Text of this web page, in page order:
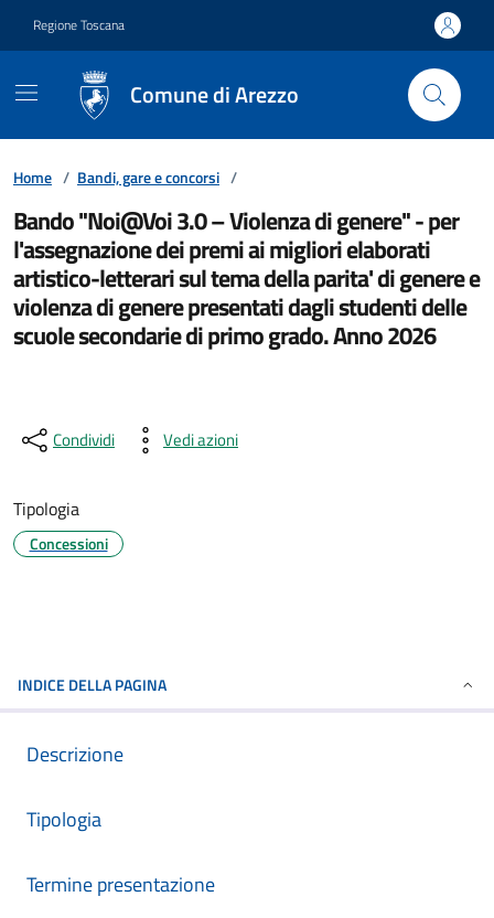
Regione Toscana
Comune di Arezzo
Home / Bandi, gare e concorsi /
Bando "Noi@Voi 3.0 – Violenza di genere" - per
l'assegnazione dei premi ai migliori elaborati
artistico-letterari sul tema della parita' di genere e
violenza di genere presentati dagli studenti delle
scuole secondarie di primo grado. Anno 2026
Condividi Vedi azioni
Tipologia
Concessioni
INDICE DELLA PAGINA
Descrizione
Tipologia
Termine presentazione